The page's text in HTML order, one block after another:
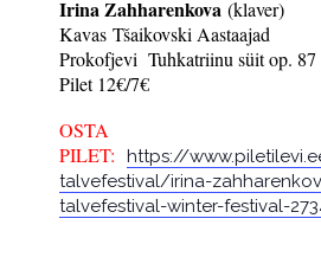
Irina Zahharenkova (klaver)
Kavas Tšaikovski Aastaajad
Prokofjevi Tuhkatriinu süit op. 87
Pilet 12€/7€
OSTA
PILET: https://
talvefestival/irina-
talvefestival-winter-festival-